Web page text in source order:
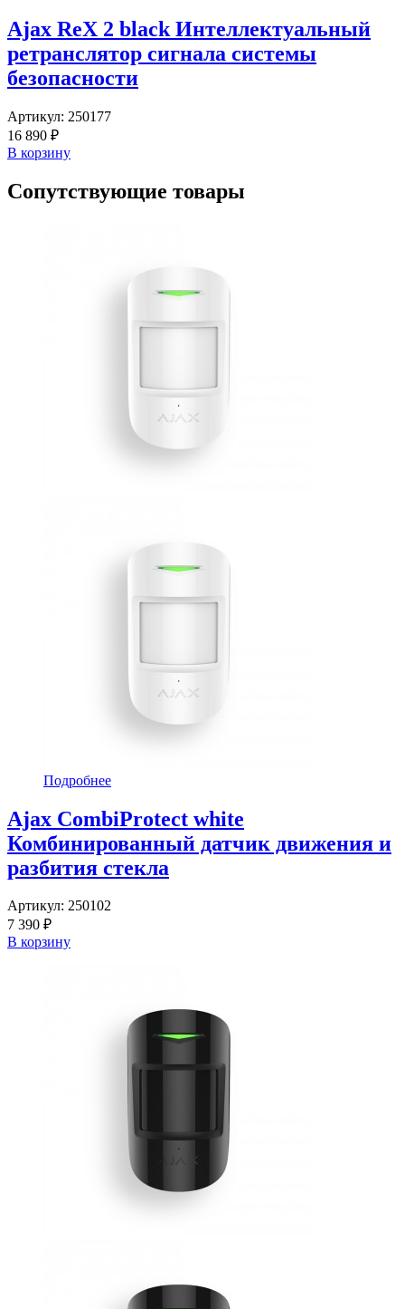
Ajax ReX 2 black Интеллектуальный
ретранслятор сигнала системы
безопасности
Артикул: 250177
16 890 ₽
В корзину
Сопутствующие товары
Подробнее
Ajax CombiProtect white
Комбинированный датчик движения и
разбития стекла
Артикул: 250102
7 390 ₽
В корзину